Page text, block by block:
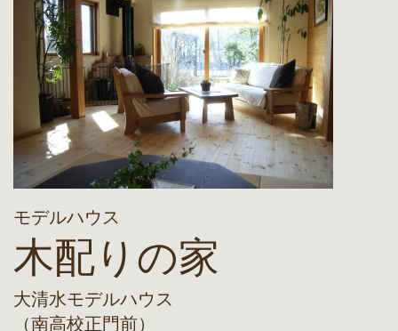
モデルハウス
木配りの家
大清水モデルハウス
（南高校正門前）